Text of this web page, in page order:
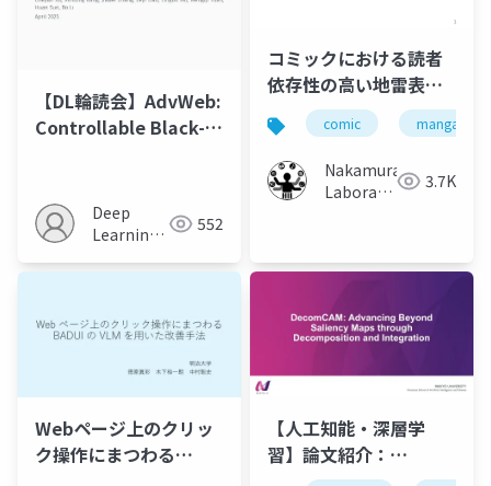
【DL輪読会】AdvWeb:
Controllable Black-
Deep
Learning
552
コミックにおける読者
依存性の高い地雷表現
のVLMを用いた自動検
出の検討
comic manga
Nakamura
Laboratory
3.7K
Webページ上のクリッ
ク操作にまつわる
【人工知能・深層学
習】論文紹介：
DecomCAM: